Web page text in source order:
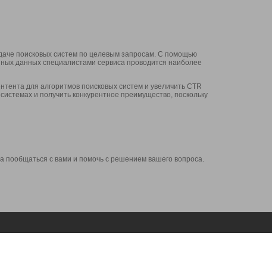
поисковых систем по целевым запросам. С помощью
данных специалистами сервиса проводится наиболее
для алгоритмов поисковых систем и увеличить CTR
и получить конкурентное преимущество, поскольку
пообщаться с вами и помочь с решением вашего вопроса.